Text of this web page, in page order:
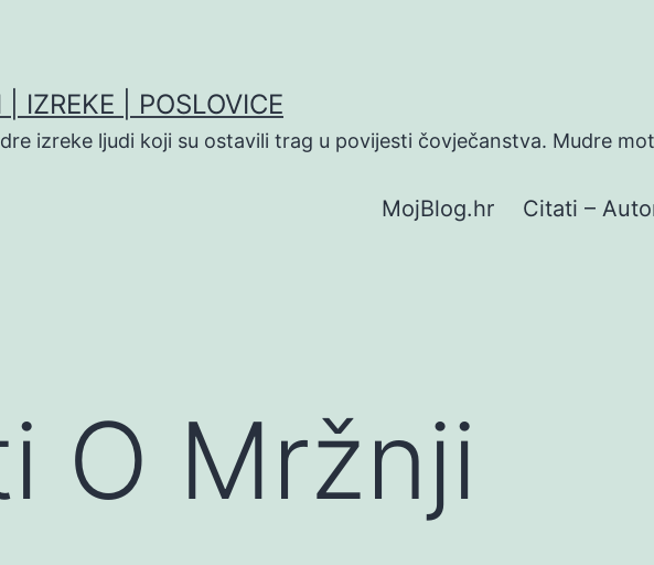
IZREKE | POSLOVICE
izreke ljudi koji su ostavili trag u povijesti čovječanstva. Mudre
MojBlog.hr Citati –
O Mržnji